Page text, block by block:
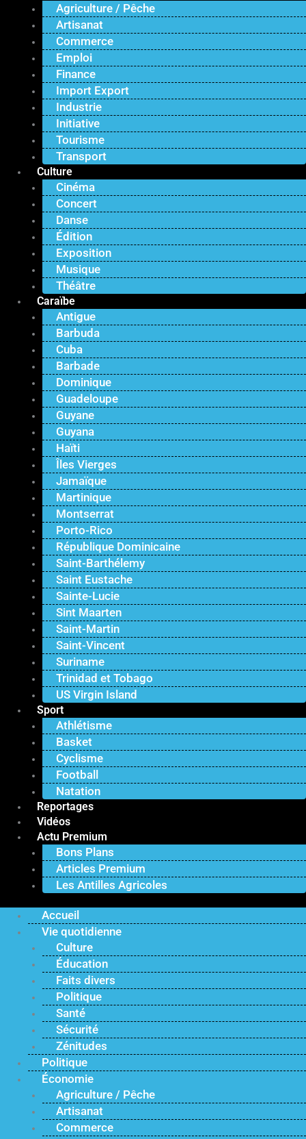
Agriculture / Pêche
Artisanat
Commerce
Emploi
Finance
Import Export
Industrie
Initiative
Tourisme
Transport
Culture
Cinéma
Concert
Danse
Édition
Exposition
Musique
Théâtre
Caraïbe
Antigue
Barbuda
Cuba
Barbade
Dominique
Guadeloupe
Guyane
Guyana
Haïti
Îles Vierges
Jamaïque
Martinique
Montserrat
Porto-Rico
République Dominicaine
Saint-Barthélemy
Saint Eustache
Sainte-Lucie
Sint Maarten
Saint-Martin
Saint-Vincent
Suriname
Trinidad et Tobago
US Virgin Island
Sport
Athlétisme
Basket
Cyclisme
Football
Natation
Reportages
Vidéos
Actu Premium
Bons Plans
Articles Premium
Les Antilles Agricoles
Accueil
Vie quotidienne
Culture
Éducation
Faits divers
Politique
Santé
Sécurité
Zénitudes
Politique
Économie
Agriculture / Pêche
Artisanat
Commerce